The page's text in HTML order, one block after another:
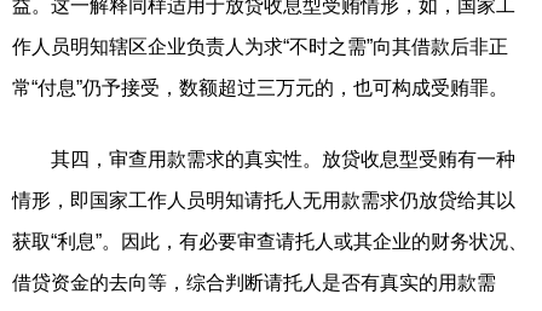
益。这一解释同样适用于放贷收息型受贿情形，如，国家工
作人员明知辖区企业负责人为求“不时之需”向其借款后非正
常“付息”仍予接受，数额超过三万元的，也可构成受贿罪。
其四，审查用款需求的真实性。放贷收息型受贿有一种
情形，即国家工作人员明知请托人无用款需求仍放贷给其以
获取“利息”。因此，有必要审查请托人或其企业的财务状况、
借贷资金的去向等，综合判断请托人是否有真实的用款需